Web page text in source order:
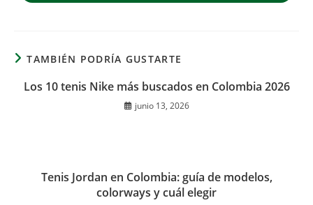
TAMBIÉN PODRÍA GUSTARTE
Los 10 tenis Nike más buscados en Colombia 2026
junio 13, 2026
Tenis Jordan en Colombia: guía de modelos,
colorways y cuál elegir